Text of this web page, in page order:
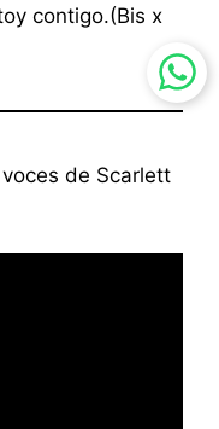
contigo.(Bis x
de Scarlett